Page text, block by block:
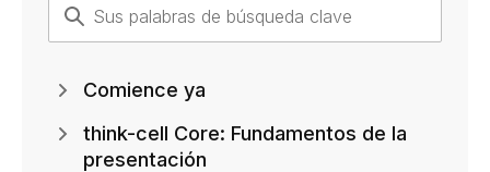
Comience ya
think-cell Core: Fundamentos de la
presentación